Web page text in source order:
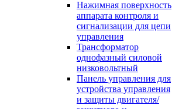
Нажимная поверхность
аппарата контроля и
сигнализации для цепи
управления
Трансформатор
однофазный силовой
низковольтный
Панель управления для
устройства управления
и защиты двигателя/